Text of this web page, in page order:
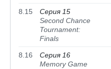
8.15
Серия 15
Second Chance
Tournament:
Finals
8.16
Серия 16
Memory Game